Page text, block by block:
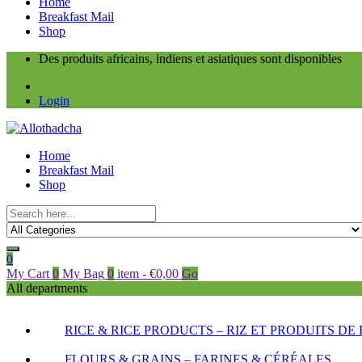
Breakfast Mail
Shop
Des produits africains, indiens et asiatiques sont disponibles
Login
Home
Breakfast Mail
Shop
0
My Cart 0 My Bag 0 item - €0,00 Go
All departments
RICE & RICE PRODUCTS – RIZ ET PRODUITS DE
FLOURS & GRAINS – FARINES & CÉRÉALES